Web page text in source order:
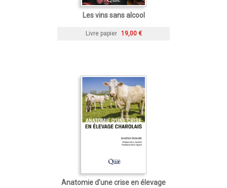
Les vins sans alcool
Livre papier 19,00 €
Anatomie d'une crise en élevage